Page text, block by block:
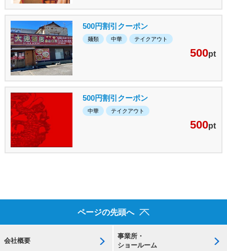
500円割引クーポン
麺類 中華 テイクアウト
500pt
500円割引クーポン
中華 テイクアウト
500pt
ページの先頭へ
会社概要
事業所・
ショールーム